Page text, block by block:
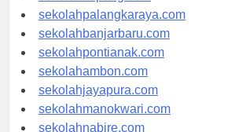
sekolahkupang.com
sekolahpalangkaraya.com
sekolahbanjarbaru.com
sekolahpontianak.com
sekolahambon.com
sekolahjayapura.com
sekolahmanokwari.com